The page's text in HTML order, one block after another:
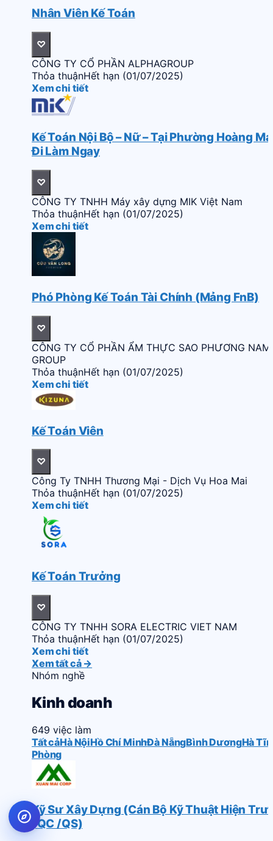
Nhân Viên Kế Toán
♡
CÔNG TY CỔ PHẦN ALPHAGROUP
Thỏa thuậnHết hạn (01/07/2025)
Xem chi tiết
Kế Toán Nội Bộ – Nữ – Tại Phường Hoàng
Đi Làm Ngay
♡
CÔNG TY TNHH Máy xây dựng MIK Việt Nam
Thỏa thuậnHết hạn (01/07/2025)
Xem chi tiết
Phó Phòng Kế Toán Tài Chính (Mảng FnB)
♡
CÔNG TY CỔ PHẦN ẨM THỰC SAO PHƯƠNG NAM
GROUP
Thỏa thuậnHết hạn (01/07/2025)
Xem chi tiết
Kế Toán Viên
♡
Công Ty TNHH Thương Mại - Dịch Vụ Hoa Mai
Thỏa thuậnHết hạn (01/07/2025)
Xem chi tiết
Kế Toán Trưởng
♡
CÔNG TY TNHH SORA ELECTRIC VIET NAM
Thỏa thuậnHết hạn (01/07/2025)
Xem chi tiết
Xem tất cả →
Nhóm nghề
Kinh doanh
649 việc làm
Tất cảHà NộiHồ Chí MinhĐà NẵngBình DươngHà
Phòng
Kỹ Sư Xây Dựng (Cán Bộ Kỹ Thuật Hiện
, QC /QS)